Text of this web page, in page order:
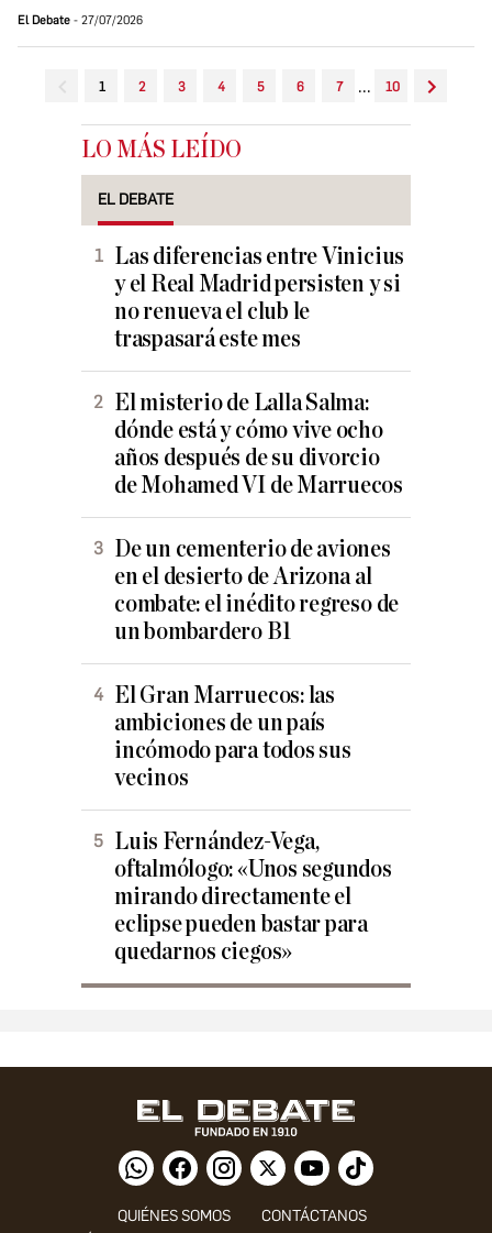
El Debate 27/07/2026
1 2 3 4 5 6 7 ... 10
LO MÁS LEÍDO
EL DEBATE
Las diferencias entre Vinicius
y el Real Madrid persisten y si
no renueva el club le
traspasará este mes
El misterio de Lalla Salma:
dónde está y cómo vive ocho
años después de su divorcio
de Mohamed VI de Marruecos
De un cementerio de aviones
en el desierto de Arizona al
combate: el inédito regreso de
un bombardero B1
El Gran Marruecos: las
ambiciones de un país
incómodo para todos sus
vecinos
Luis Fernández-Vega,
oftalmólogo: «Unos segundos
mirando directamente el
eclipse pueden bastar para
quedarnos ciegos»
QUIÉNES SOMOS
CONTÁCTANOS